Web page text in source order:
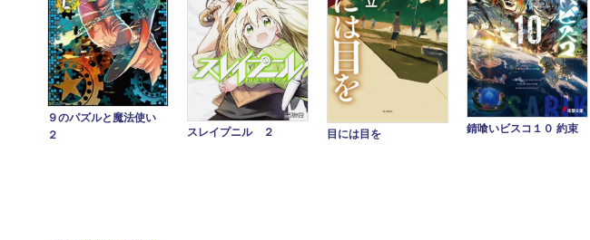
９のパズルと魔法使い
２
スレイプニル ２ 目には目を 錆喰いビスコ１０ 約束